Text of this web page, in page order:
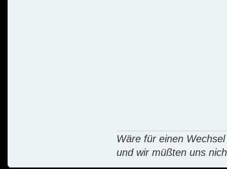
Wäre für einen
und wir müßten uns